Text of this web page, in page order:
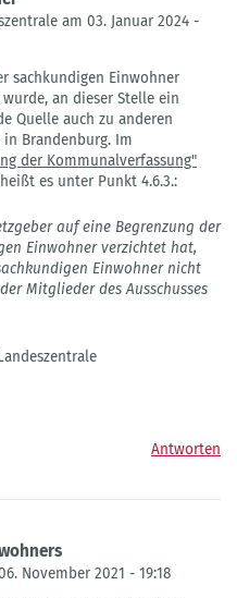
am 03. Januar 2024 -
sachkundigen Einwohner
an dieser Stelle ein
Quelle auch zu anderen
Brandenburg. Im
der Kommunalverfassung"
es unter Punkt 4.6.3.:
auf eine Begrenzung der
Einwohner verzichtet hat,
Einwohner nicht
Mitglieder des Ausschusses
Antworten
November 2021 - 19:18